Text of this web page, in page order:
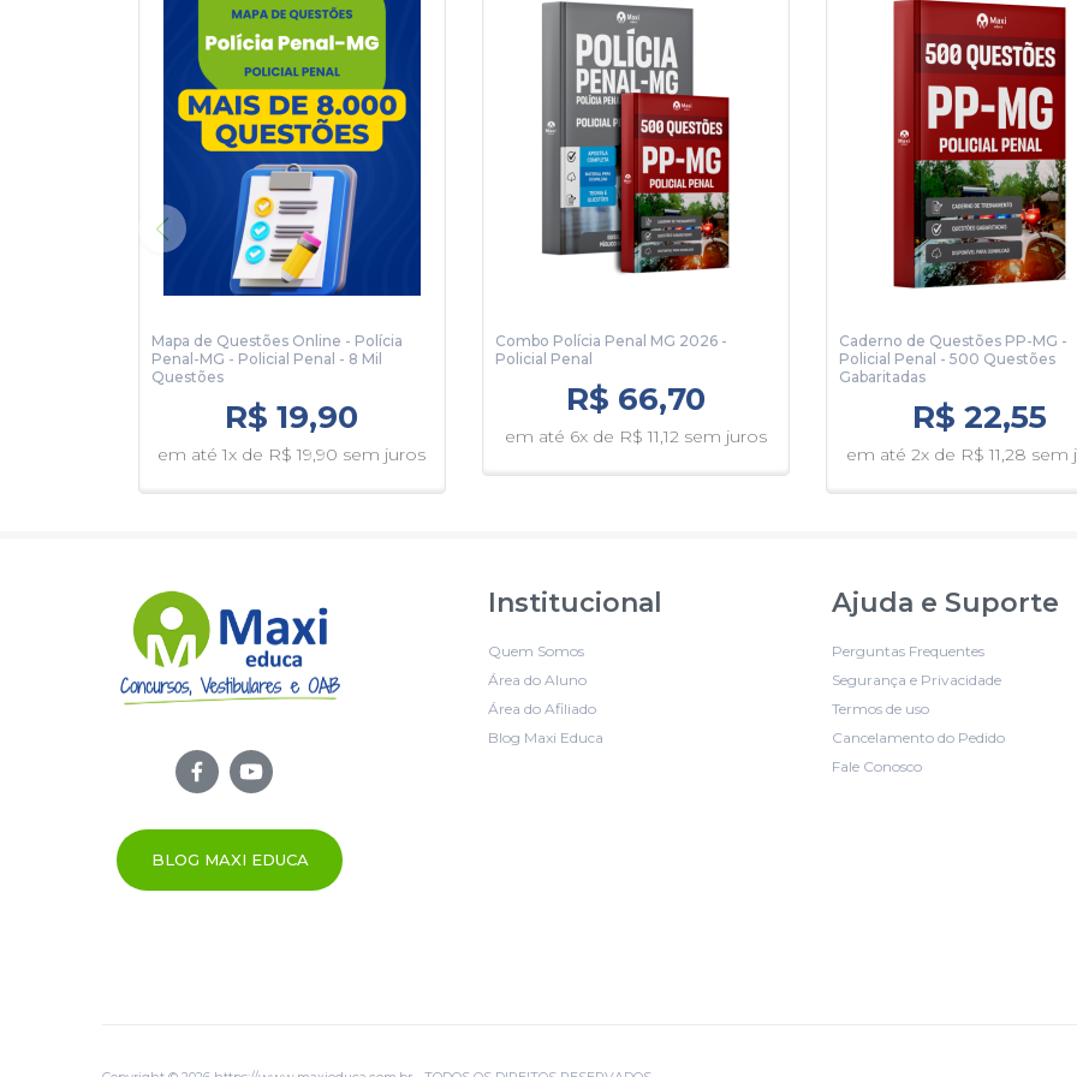
25/01/2026
Mapa de Questões Online - Polícia
Penal-MG - Policial Penal - 8 Mil
Questões
R$ 19,90
em até 1x de R$ 19,90 sem juros
Combo Polícia Penal MG 2026 -
Policial Penal
R$ 66,70
em até 6x de R$ 11,12 sem juros
Caderno de Questões PP-MG -
Policial Penal - 500 Questões
Gabaritadas
R$ 22,55
em até 2x de R$ 11,28 sem
BLOG MAXI EDUCA
Institucional
Quem Somos
Área do Aluno
Área do Afiliado
Blog Maxi Educa
Ajuda e Suporte
Perguntas Frequentes
Segurança e Privacidade
Termos de uso
Cancelamento do Pedido
Fale Conosco